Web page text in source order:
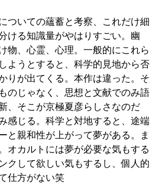
ついての蘊蓄と考察、これだけ細
ける知識量がやはりすごい。幽
物、心霊、心理。一般的にこれら
ようとすると、科学的見地から否
りが出てくる。本作は違った。そ
のじゃなく、思想と文献でのみ語
、そこが京極夏彦らしさなのだ
感じる。科学と対地すると、途端
と親和性が上がって夢がある。ま
オカルトには夢が必要な気もする
クして欲しい気もするし、個人的
仕方がない笑